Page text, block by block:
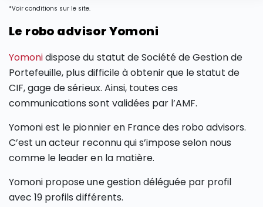
*Voir conditions sur le site.
Le robo advisor Yomoni
Yomonidispose du statut de Société de Gestion de
Portefeuille, plus difficile à obtenir que le statut de
CIF, gage de sérieux. Ainsi, toutes ces
communications sont validées par l’AMF.
Yomoni est le pionnier en France des robo advisors.
C’est un acteur reconnu qui s’impose selon nous
comme le leader en la matière.
Yomoni propose une gestion déléguée par profil
avec 19 profils différents.